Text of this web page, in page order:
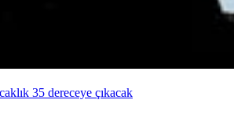
35 dereceye çıkacak